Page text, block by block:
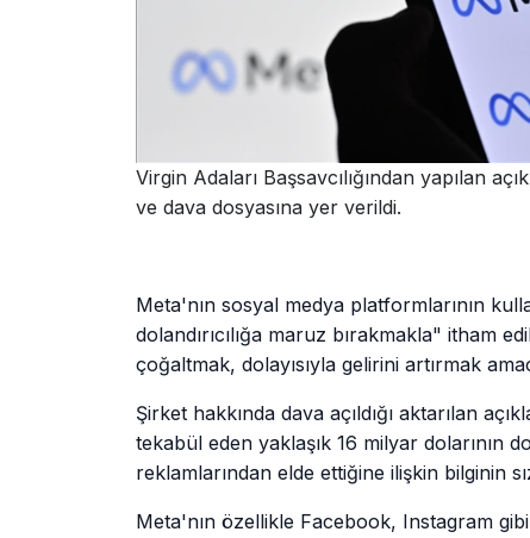
Virgin Adaları Başsavcılığından yapılan
ve dava dosyasına yer verildi.
Meta'nın sosyal medya platformlarının
dolandırıcılığa maruz bırakmakla" itham
çoğaltmak, dolayısıyla gelirini artırmak
Şirket hakkında dava açıldığı aktarılan
tekabül eden yaklaşık 16 milyar dolarının
reklamlarından elde ettiğine ilişkin bilginin
Meta'nın özellikle Facebook, Instagram